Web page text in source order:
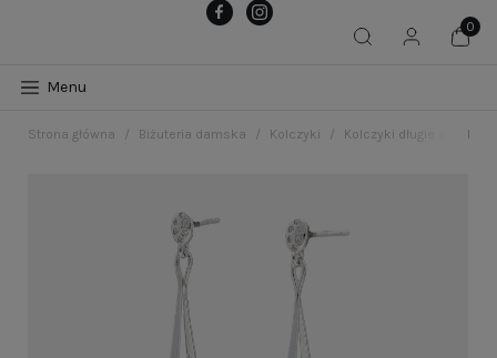
Menu
Strona główna Biżuteria damska Kolczyki Kolczyki długie z